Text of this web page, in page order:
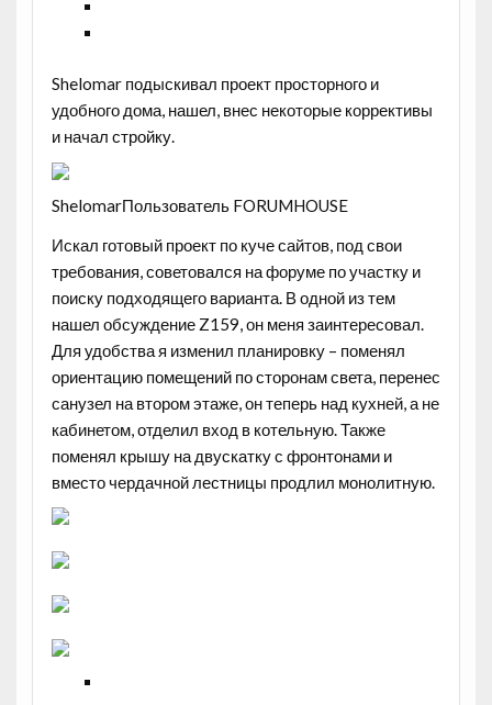
Shelomar подыскивал проект просторного и
удобного дома, нашел, внес некоторые коррективы
и начал стройку.
ShelomarПользователь FORUMHOUSE
Искал готовый проект по куче сайтов, под свои
требования, советовался на форуме по участку и
поиску подходящего варианта. В одной из тем
нашел обсуждение Z159, он меня заинтересовал.
Для удобства я изменил планировку – поменял
ориентацию помещений по сторонам света, перенес
санузел на втором этаже, он теперь над кухней, а не
кабинетом, отделил вход в котельную. Также
поменял крышу на двускатку с фронтонами и
вместо чердачной лестницы продлил монолитную.